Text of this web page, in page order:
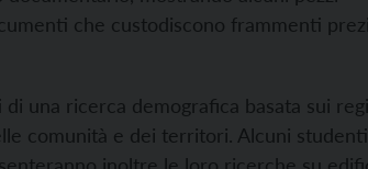
che custodiscono frammenti
una ricerca demografica basata sui
comunità e dei territori. Alcuni studenti